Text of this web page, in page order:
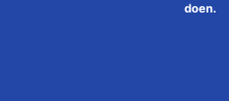
doen.